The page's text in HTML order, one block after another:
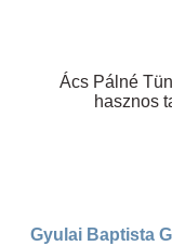
Ács Pálné
hasznos
Gyulai Baptista